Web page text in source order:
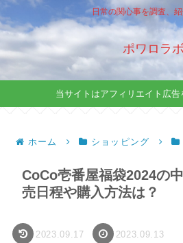
日常の関心事を調査、
ポワロラボ
当サイトはアフィリエイト広
ホーム ショッピング
CoCo壱番屋福袋2024の
売日程や購入方法は？
2023.09.17 2023.09.13